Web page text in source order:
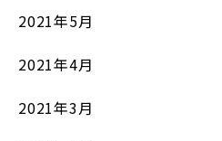
2021年5月
2021年4月
2021年3月